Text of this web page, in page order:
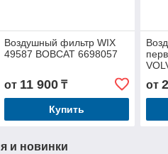
Воздушный фильтр WIX
49587 BOBCAT 6698057
от 11 900₸
Купить
от
и новинки